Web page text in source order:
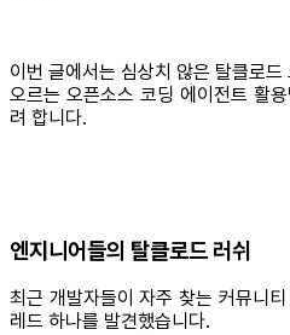
이번 글에서는 심상치 않은 탈클로
오르는 오픈소스 코딩 에이전트 활
려 합니다.
엔지니어들의 탈클로드 러쉬
최근 개발자들이 자주 찾는 커뮤니티
레드 하나를 발견했습니다.